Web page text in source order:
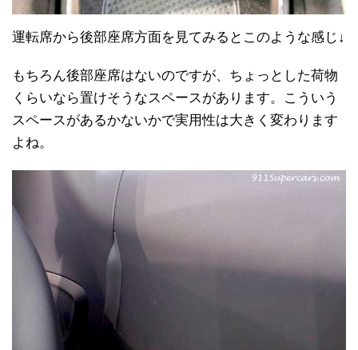
運転席から後部座席方面を見てみるとこのような感じ↓
もちろん後部座席はないのですが、ちょっとした荷物
くらいなら置けそうなスペースがあります。こういう
スペースがあるかないかで実用性は大きく変わります
よね。